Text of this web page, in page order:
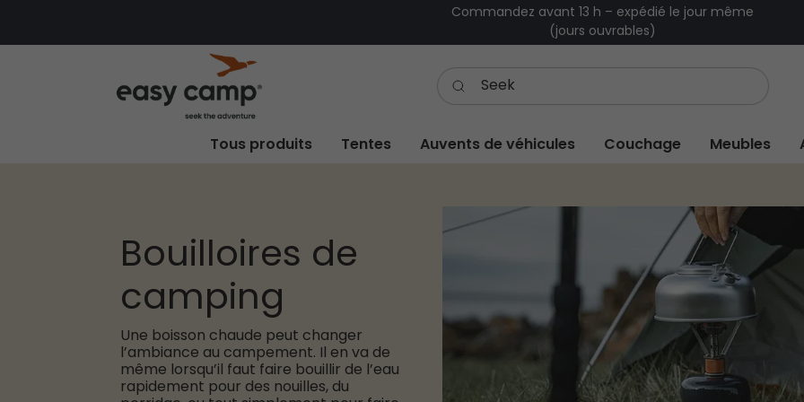
Commandez avant 13 h – expédié le jour même
(jours ouvrables)
Tous produits Tentes Auvents de véhicules Couchage Meubles
Bouilloires de
camping
Une boisson chaude peut changer
l’ambiance au campement. Il en va de
même lorsqu’il faut faire bouillir de l’eau
rapidement pour des nouilles, du